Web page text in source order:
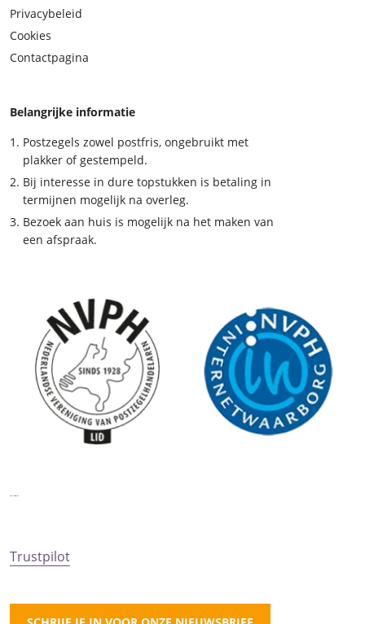
Privacybeleid
Cookies
Contactpagina
Belangrijke informatie
Postzegels zowel postfris, ongebruikt met
plakker of gestempeld.
Bij interesse in dure topstukken is betaling in
termijnen mogelijk na overleg.
Bezoek aan huis is mogelijk na het maken van
een afspraak.
Trustpilot